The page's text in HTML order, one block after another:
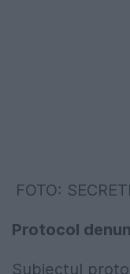
FOTO:
Protocol
Subiectul